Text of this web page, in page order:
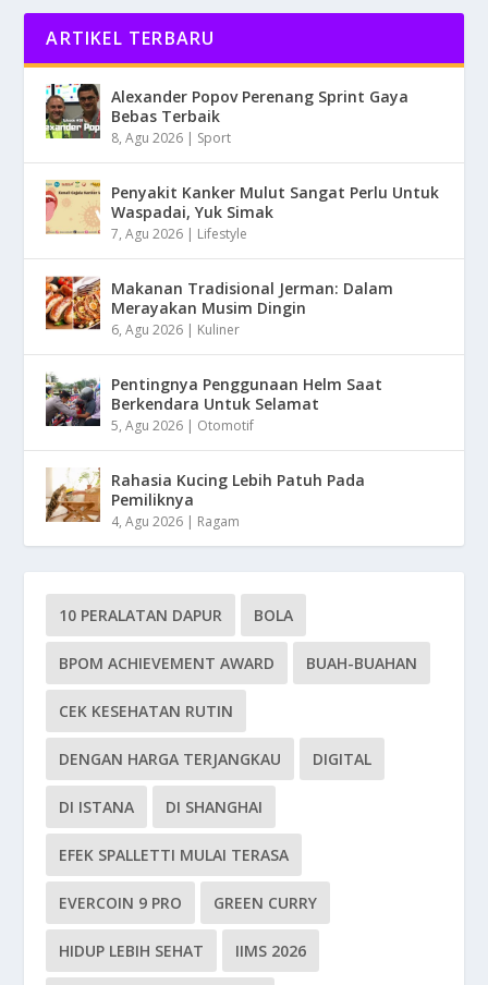
ARTIKEL TERBARU
Alexander Popov Perenang Sprint Gaya
Bebas Terbaik
8, Agu 2026 | Sport
Penyakit Kanker Mulut Sangat Perlu Untuk
Waspadai, Yuk Simak
7, Agu 2026 | Lifestyle
Makanan Tradisional Jerman: Dalam
Merayakan Musim Dingin
6, Agu 2026 | Kuliner
Pentingnya Penggunaan Helm Saat
Berkendara Untuk Selamat
5, Agu 2026 | Otomotif
Rahasia Kucing Lebih Patuh Pada
Pemiliknya
4, Agu 2026 | Ragam
10 PERALATAN DAPUR BOLA
BPOM ACHIEVEMENT AWARD BUAH-BUAHAN
CEK KESEHATAN RUTIN
DENGAN HARGA TERJANGKAU DIGITAL
DI ISTANA DI SHANGHAI
EFEK SPALLETTI MULAI TERASA
EVERCOIN 9 PRO GREEN CURRY
HIDUP LEBIH SEHAT IIMS 2026